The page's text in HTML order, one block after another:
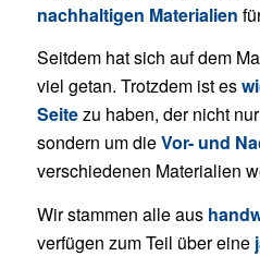
nachhaltigen Materialien
Seitdem hat sich auf dem
viel getan. Trotzdem ist es
Seitezu haben, der nicht
sondern um dieVor- und
verschiedenen Materialien
Wir stammen alle aus
verfügen zum Teil über eine